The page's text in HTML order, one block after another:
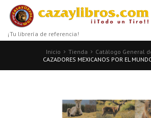
¡Tu librería de referencia!
Inicio Tienda
Catálogo General
CAZADORES MEXICANOS POR EL